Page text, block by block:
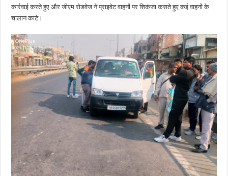
कार्रवाई करते हुए और जीएम रोडवेज ने प्राइवेट वाहनों पर शिकंजा कसते हुए कई वाहनों के
चालान काटे।